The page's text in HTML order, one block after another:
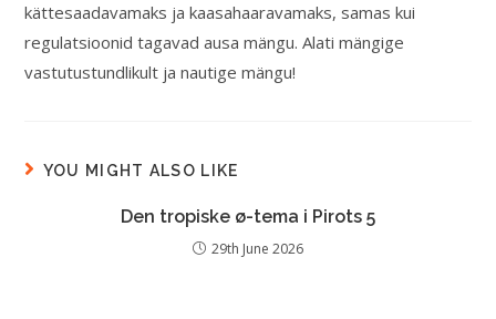
kättesaadavamaks ja kaasahaaravamaks, samas kui
regulatsioonid tagavad ausa mängu. Alati mängige
vastutustundlikult ja nautige mängu!
YOU MIGHT ALSO LIKE
Den tropiske ø-tema i Pirots 5
29th June 2026